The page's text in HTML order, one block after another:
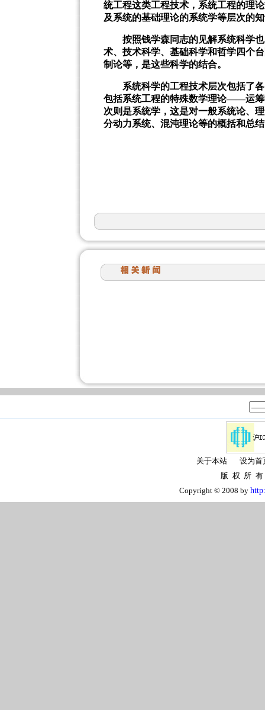
统工程这类工程技术，系统工程的理
及系统的基础理论的系统学等层次的
按照钱学森同志的见解系统科学也
术、技术科学、基础科学和哲学四个
制论等，是这些科学的结合。
系统科学的工程技术层次包括了各
包括系统工程的特殊数学理论——运筹
次则是系统学，这是对一般系统论、
分动力系统、混沌理论等的概括和总